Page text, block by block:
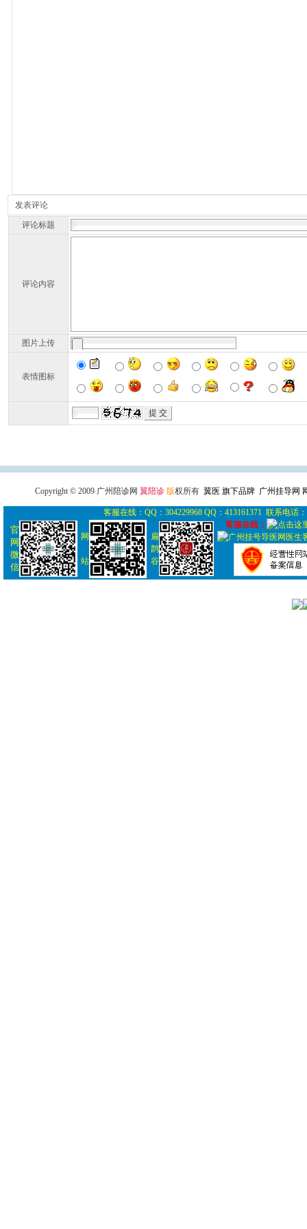
发表评论
评论标题
评论内容
图片上传
表情图标
Copyright © 2009 广州陪诊网 翼陪诊 版权所有 翼医 旗下品牌 广州挂导网
客服在线：QQ：304229968 QQ：413161371 联系电话
官
网
微
信
网
站
扁
鹊
谷
客服在线：